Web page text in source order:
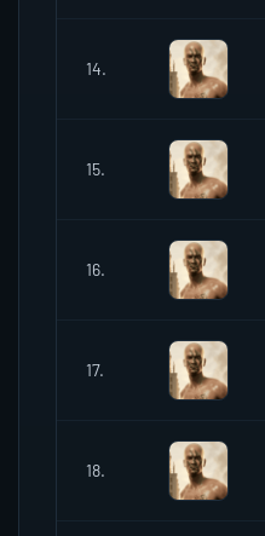
14.
15.
16.
17.
18.